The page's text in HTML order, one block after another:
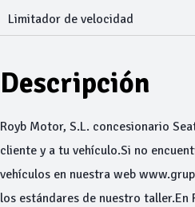
Limitador de velocidad
Descripción
Royb Motor, S.L. concesionario
cliente y a tu vehículo.Si no
vehículos en nuestra web
los estándares de nuestro taller.En